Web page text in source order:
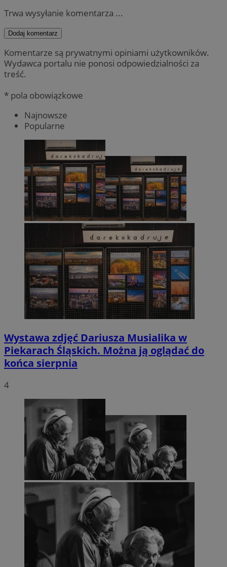
Trwa wysyłanie komentarza ...
Dodaj komentarz
Komentarze są prywatnymi opiniami użytkowników.
Wydawca portalu nie ponosi odpowiedzialności za
treść.
* pola obowiązkowe
Najnowsze
Popularne
Wystawa zdjęć Dariusza Musialika w
Piekarach Śląskich. Można ją oglądać do
końca sierpnia
4